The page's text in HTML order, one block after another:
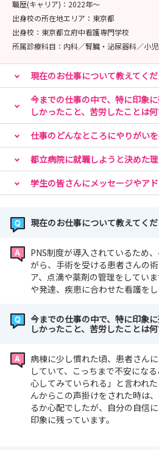
職歴(キャリア)： 2022年〜
出身校の所在地エリア： 東京都
出身校： 東京都立府中看護専門学校
所属診療科目： 内科／腎臓・泌尿器科／小
現在のお仕事について教えてくだ
今までの仕事の中で、特に印象
しかったこと、苦労したことは何
仕事のどんなところにやりがいを
都立病院に就職しようと決めた理
学生の皆さんにメッセージやア
現在のお仕事について教えてくだ
PNS制度が導入されているため
がら、手術を受ける患者さんの
ア、点滴や薬剤の管理をしてい
や発達、疾患に合わせた看護をし
今までの仕事の中で、特に印象
しかったこと、苦労したことは何
病棟に少し慣れた頃、患者さん
していて、こっちまで不安にな
心してみていられる」と言われ
んからこの声掛けをされた時は
るか心配でしたが、自分の自信
印象に残っています。